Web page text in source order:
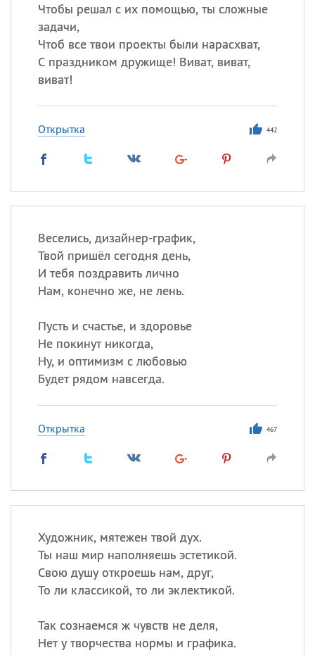
Чтобы решал с их помощью, ты сложные
задачи,
Чтоб все твои проекты были нарасхват,
С праздником дружище! Виват, виват,
виват!
Открытка 442
Веселись, дизайнер-график,
Твой пришёл сегодня день,
И тебя поздравить лично
Нам, конечно же, не лень.
Пусть и счастье, и здоровье
Не покинут никогда,
Ну, и оптимизм с любовью
Будет рядом навсегда.
Открытка 467
Художник, мятежен твой дух.
Ты наш мир наполняешь эстетикой.
Свою душу откроешь нам, друг,
То ли классикой, то ли эклектикой.
Так сознаемся ж чувств не деля,
Нет у творчества нормы и графика.